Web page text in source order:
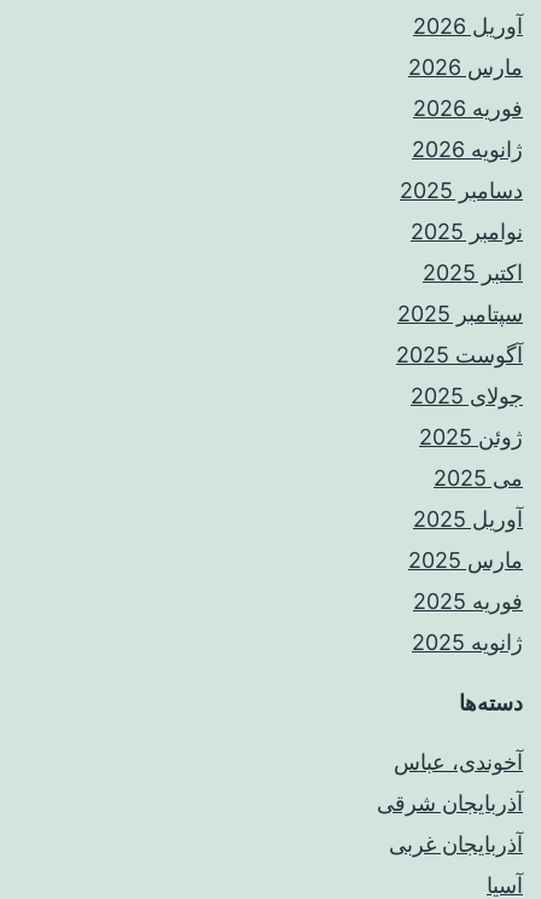
آوریل 2026
مارس 2026
فوریه 2026
ژانویه 2026
دسامبر 2025
نوامبر 2025
اکتبر 2025
سپتامبر 2025
آگوست 2025
جولای 2025
ژوئن 2025
می 2025
آوریل 2025
مارس 2025
فوریه 2025
ژانویه 2025
دسته‌ها
آخوندی، عباس
آذربایجان شرقی
آذربایجان غربی
آسیا